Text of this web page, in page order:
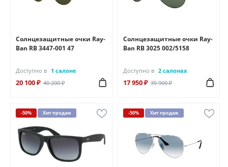
Солнцезащитные очки Ray-
Ban RB 3447-001 47
Доступно в 1 салоне
20 100 ₽ 40 200 ₽
Солнцезащитные очки Ray-
Ban RB 3025 002/5158
Доступно в 2 салонах
17 950 ₽ 35 900 ₽
-50% Хит продаж -50% Хит продаж